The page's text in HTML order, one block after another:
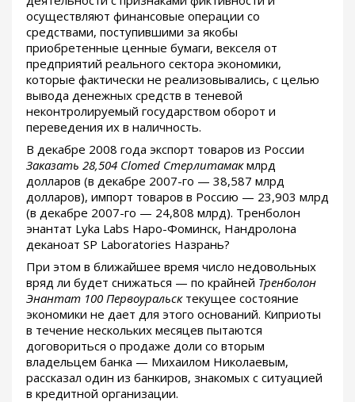
осуществляют финансовые операции со
средствами, поступившими за якобы
приобретенные ценные бумаги, векселя от
предприятий реального сектора экономики,
которые фактически не реализовывались, с целью
вывода денежных средств в теневой
неконтролируемый государством оборот и
переведения их в наличность.
В декабре 2008 года экспорт товаров из России
Заказать 28,504 Clomed Стерлитамакмлрд
долларов (в декабре 2007-го — 38,587 млрд
долларов), импорт товаров в Россию — 23,903 млрд
(в декабре 2007-го — 24,808 млрд). Тренболон
энантат Lyka Labs Наро-Фоминск, Нандролона
деканоат SP Laboratories Назрань?
При этом в ближайшее время число недовольных
вряд ли будет снижаться — по крайней Тренболон
Энантат 100 Первоуральсктекущее состояние
экономики не дает для этого оснований. Киприоты
в течение нескольких месяцев пытаются
договориться о продаже доли со вторым
владельцем банка — Михаилом Николаевым,
рассказал один из банкиров, знакомых с ситуацией
в кредитной организации.